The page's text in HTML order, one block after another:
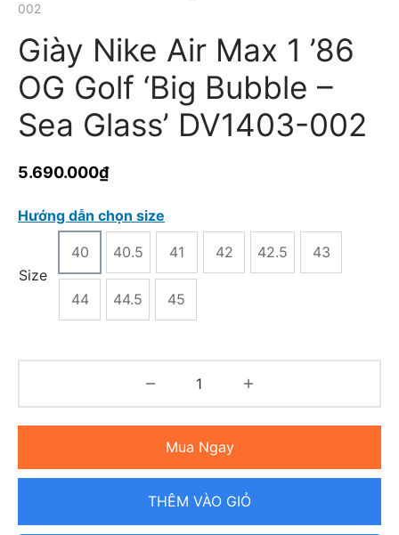
002
Giày Nike Air Max 1 ’86
OG Golf ‘Big Bubble –
Sea Glass’ DV1403-002
5.690.000₫
Hướng dẫn chọn size
Size
40 40.5 41 42 42.5 43
44 44.5 45
Mua Ngay
THÊM VÀO GIỎ